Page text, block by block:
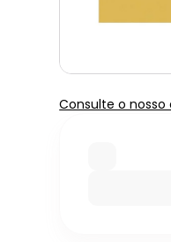
Consulte o